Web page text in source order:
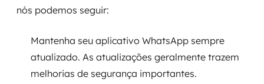
nós podemos seguir:
Mantenha seu aplicativo WhatsApp sempre
atualizado. As atualizações geralmente trazem
melhorias de segurança importantes.